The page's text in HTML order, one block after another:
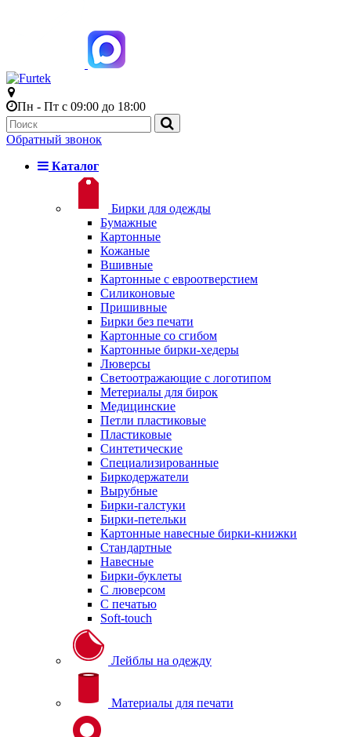
Пн - Пт с 09:00 до 18:00
Обратный звонок
Каталог
Бирки для одежды
Бумажные
Картонные
Кожаные
Вшивные
Картонные с евроотверстием
Силиконовые
Пришивные
Бирки без печати
Картонные со сгибом
Картонные бирки-хедеры
Люверсы
Светоотражающие с логотипом
Метериалы для бирок
Медицинские
Петли пластиковые
Пластиковые
Синтетические
Специализированные
Биркодержатели
Вырубные
Бирки-галстуки
Бирки-петельки
Картонные навесные бирки-книжки
Стандартные
Навесные
Бирки-буклеты
С люверсом
С печатью
Soft-touch
Лейблы на одежду
Материалы для печати